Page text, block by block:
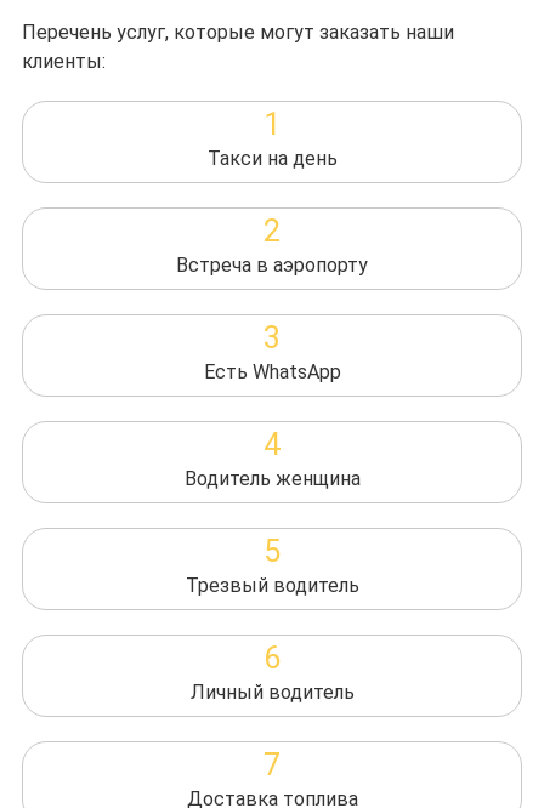
Перечень услуг, которые могут заказать наши
клиенты:
1
Такси на день
2
Встреча в аэропорту
3
Есть WhatsApp
4
Водитель женщина
5
Трезвый водитель
6
Личный водитель
7
Доставка топлива